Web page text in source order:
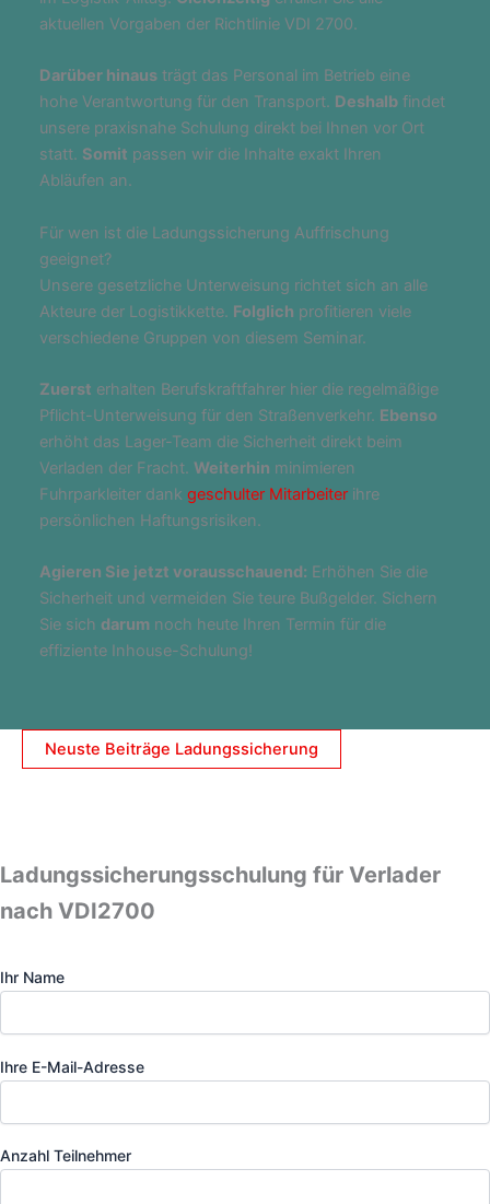
aktuellen Vorgaben der Richtlinie VDI 2700.
Darüber hinausträgt das Personal im Betrieb eine
hohe Verantwortung für den Transport. Deshalbfindet
unsere praxisnahe Schulung direkt bei Ihnen vor Ort
statt. Somit passen wir die Inhalte exakt Ihren
Abläufen an.
Für wen ist die Ladungssicherung Auffrischung
geeignet?
Unsere gesetzliche Unterweisung richtet sich an alle
Akteure der Logistikkette. Folglich profitieren viele
verschiedene Gruppen von diesem Seminar.
Zuerst erhalten Berufskraftfahrer hier die regelmäßige
Pflicht-Unterweisung für den Straßenverkehr. Ebenso
erhöht das Lager-Team die Sicherheit direkt beim
Verladen der Fracht. Weiterhin minimieren
Fuhrparkleiter dank geschulter Mitarbeiterihre
persönlichen Haftungsrisiken.
Agieren Sie jetzt vorausschauend: Erhöhen Sie die
Sicherheit und vermeiden Sie teure Bußgelder. Sichern
Sie sich darumnoch heute Ihren Termin für die
effiziente Inhouse-Schulung!
Neuste Beiträge Ladungssicherung
Ladungssicherungsschulung für Verlader
nach VDI2700
Ihr Name
Ihre E-Mail-Adresse
Anzahl Teilnehmer